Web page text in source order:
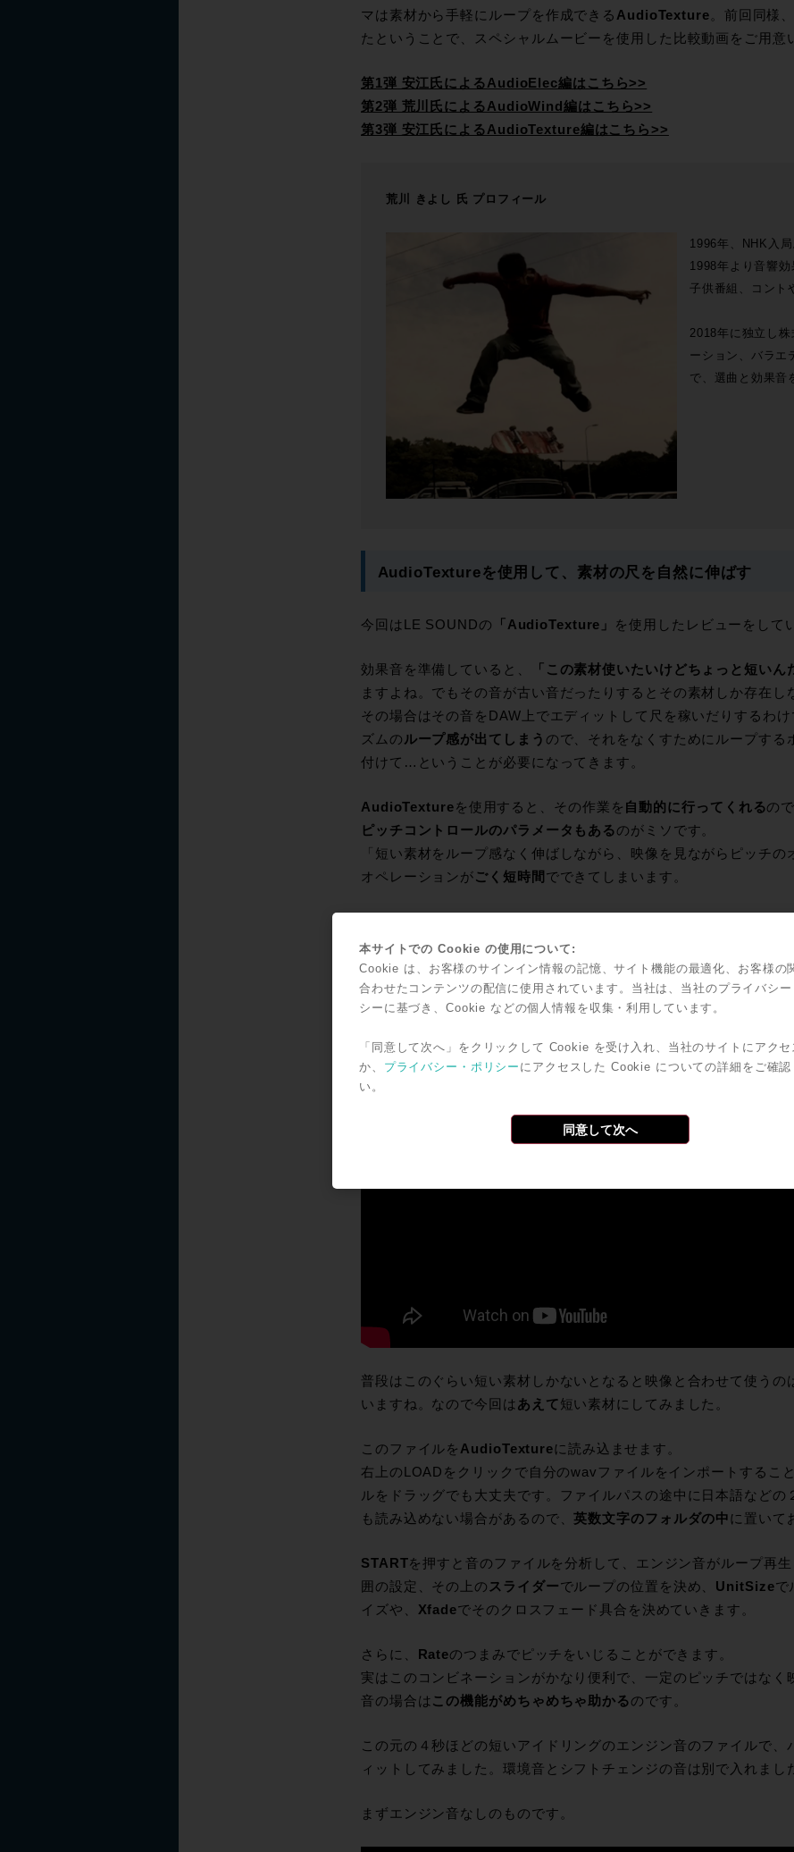
マは素材から手軽にループを作成できる AudioTexture 。前回同様
たということで、スペシャルムービーを使用した比較動画をご用意
第1弾 安江氏によるAudioElec編はこちら>>
第2弾 荒川氏によるAudioWind編はこちら>>
第3弾 安江氏によるAudioTexture編はこちら>>
荒川 きよし 氏 プロフィール
1996年、NHK入局
1998年より音響効
子供番組、コント
2018年に独立し
ーション、バラエ
で、選曲と効果音
AudioTextureを使用して、素材の尺を自然に伸ばす
今回はLE SOUNDの 「AudioTexture」 を使用したレビューをして
効果音を準備していると、 「この素材使いたいけどちょっと短いん
ますよね。でもその音が古い音だったりするとその素材しか存在し
その場合はその音をDAW上でエディットして尺を稼いだりするわ
ズムの ループ感が出てしまう ので、それをなくすためにループする
付けて…ということが必要になってきます。
AudioTextureを使用すると、その作業を 自動的に行ってくれるの
ピッチコントロールのパラメータもあるのがミソです。
「短い素材をループ感なく伸ばしながら、映像を見ながらピッチの
オペレーションがごく短時間 でできてしまいます。
こちら、バイクのアイドリングの４秒ほどの短い素材です。
普段はこのぐらい短い素材しかないとなると映像と合わせて使うの
いますね。なので今回はあえて短い素材にしてみました。
このファイルを AudioTextureに読み込ませます。
右上のLOADをクリックで自分のwavファイルをインポートするこ
ルをドラッグでも大丈夫です。ファイルパスの途中に日本語などの
も読み込めない場合があるので、英数文字のフォルダの中に置いて
STARTを押すと音のファイルを分析して、エンジン音がループ再生
囲の設定、その上の スライダーでループの位置を決め、 UnitSizeで
イズや、 Xfadeでそのクロスフェード具合を決めていきます。
さらに、 Rateのつまみでピッチをいじることができます。
実はこのコンビネーションがかなり便利で、一定のピッチではなく
音の場合はこの機能がめちゃめちゃ助かるのです。
この元の４秒ほどの短いアイドリングのエンジン音のファイルで
ィットしてみました。環境音とシフトチェンジの音は別で入れまし
まずエンジン音なしのものです。
本サイトでの Cookie の使用について:
Cookie は、お客様のサインイン情報の記憶、サイト機能の最適化、お客様の
合わせたコンテンツの配信に使用されています。当社は、当社のプライバシー
シーに基づき、Cookie などの個人情報を収集・利用しています。
「同意して次へ」をクリックして Cookie を受け入れ、当社のサイトにアクセ
か、 プライバシー・ポリシー にアクセスした Cookie についての詳細をご確認
い。
同意して次へ